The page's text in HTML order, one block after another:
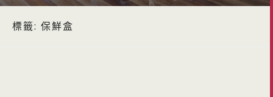
標籤: 保鮮盒